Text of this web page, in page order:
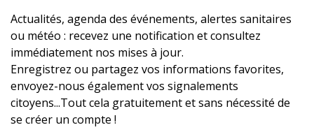
Actualités, agenda des événements, alertes sanitaires
ou météo : recevez une notification et consultez
immédiatement nos mises à jour.
Enregistrez ou partagez vos informations favorites,
envoyez-nous également vos signalements
citoyens...Tout cela gratuitement et sans nécessité de
se créer un compte !